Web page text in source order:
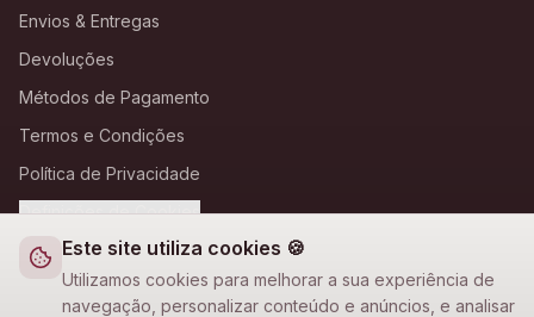
Este site utiliza cookies 🍪
Utilizamos cookies para melhorar a sua experiência de
navegação, personalizar conteúdo e anúncios, e analisar
Envios & Entregas
Devoluções
Métodos de Pagamento
Termos e Condições
Política de Privacidade
Definições de Cookies
A Loja Nova